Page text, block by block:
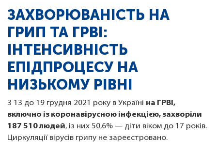
ЗАХВОРЮВАНІСТЬ НА
ГРИП ТА ГРВІ:
ІНТЕНСИВНІСТЬ
ЕПІДПРОЦЕСУ НА
НИЗЬКОМУ РІВНІ
З 13 до 19 грудня 2021 року в Україні на ГРВІ,
включно із коронавірусною інфекцією, захворіли
187 510 людей, із них 50,6% — діти віком до 17 років.
Циркуляції вірусів грипу не зареєстровано.